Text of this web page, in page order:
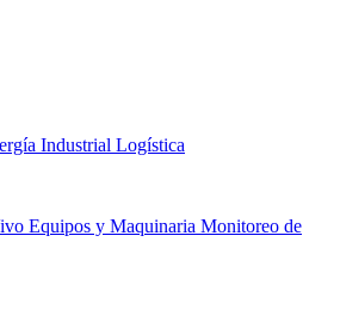
Industrial Logística
Equipos y Maquinaria Monitoreo de